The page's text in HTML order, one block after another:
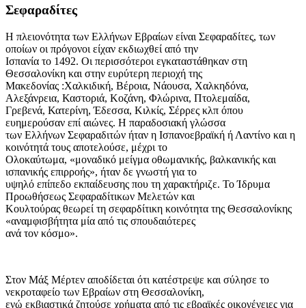
Σεφαραδίτες
Η πλειονότητα των Ελλήνων Εβραίων είναι Σεφαραδίτες, των
οποίων οι πρόγονοι είχαν εκδιωχθεί από την
Ισπανία το 1492. Οι περισσότεροι εγκαταστάθηκαν στη
Θεσσαλονίκη και στην ευρύτερη περιοχή της
Μακεδονίας :Χαλκιδική, Βέροια, Νάουσα, Χαλκηδόνα,
Αλεξάνρεια, Καστοριά, Κοζάνη, Φλώρινα, Πτολεμαίδα,
Γρεβενά, Κατερίνη, Έδεσσα, Κιλκίς, Σέρρες κλπ όπου
ευημερούσαν επί αιώνες. Η παραδοσιακή γλώσσα
των Ελλήνων Σεφαραδιτών ήταν η Ισπανοεβραϊκή ή Λαντίνο και η
κοινότητά τους αποτελούσε, μέχρι το
Ολοκαύτωμα, «μοναδικό μείγμα οθωμανικής, βαλκανικής και
ισπανικής επιρροής», ήταν δε γνωστή για το
υψηλό επίπεδο εκπαίδευσης που τη χαρακτήριζε. Το Ίδρυμα
Προωθήσεως Σεφαραδίτικων Μελετών και
Κουλτούρας θεωρεί τη σεφαρδίτικη κοινότητα της Θεσσαλονίκης
«αναμφισβήτητα μία από τις σπουδαιότερες
ανά τον κόσμο».
Στον Μάξ Μέρτεν αποδίδεται ότι κατέστρεψε και σύλησε το
νεκροταφείο των Εβραίων στη Θεσσαλονίκη,
ενώ εκβιαστικά ζητούσε χρήματα από τις εβραϊκές οικογένειες για